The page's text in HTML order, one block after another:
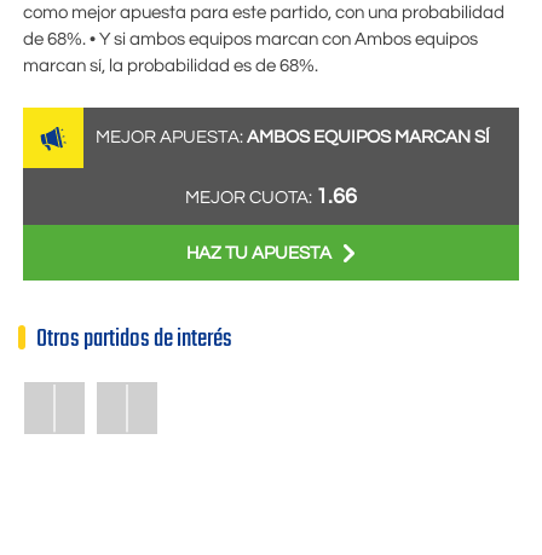
como mejor apuesta para este partido, con una probabilidad
de 68%. • Y si ambos equipos marcan con Ambos equipos
marcan sí, la probabilidad es de 68%.
MEJOR APUESTA:AMBOS EQUIPOS MARCAN SÍ
MEJOR CUOTA: 1.66
HAZ TU APUESTA
Otros partidos de interés